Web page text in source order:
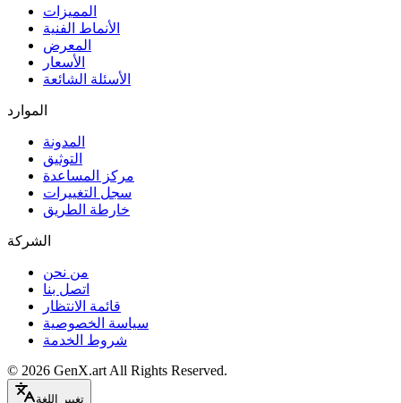
المميزات
الأنماط الفنية
المعرض
الأسعار
الأسئلة الشائعة
الموارد
المدونة
التوثيق
مركز المساعدة
سجل التغييرات
خارطة الطريق
الشركة
من نحن
اتصل بنا
قائمة الانتظار
سياسة الخصوصية
شروط الخدمة
© 2026 GenX.art All Rights Reserved.
تغيير اللغة